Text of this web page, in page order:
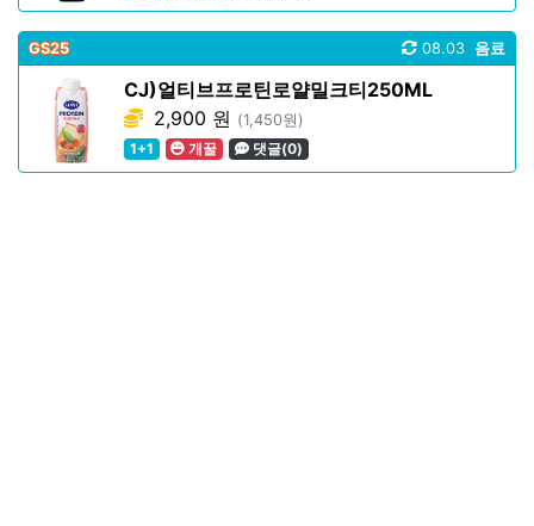
GS25 음료
08.03
CJ)얼티브프로틴로얄밀크티250ML
2,900 원 (1,450원)
1+1
개꿀 댓글(0)